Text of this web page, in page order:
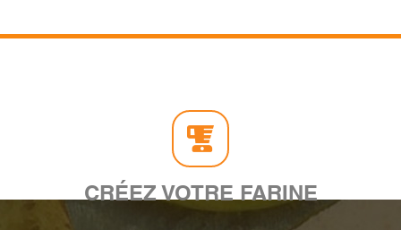
CRÉEZ VOTRE FARINE